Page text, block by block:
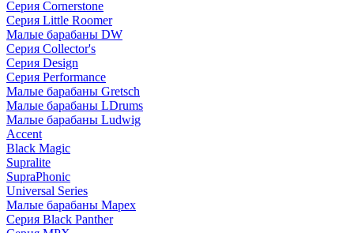
Серия Cornerstone
Серия Little Roomer
Малые барабаны DW
Серия Collector's
Серия Design
Серия Performance
Малые барабаны Gretsch
Малые барабаны LDrums
Малые барабаны Ludwig
Accent
Black Magic
Supralite
SupraPhonic
Universal Series
Малые барабаны Mapex
Серия Black Panther